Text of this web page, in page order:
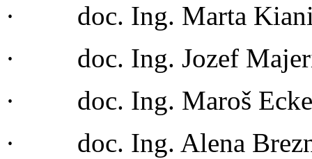
· doc. Ing. Marta
· doc. Ing. Jozef
· doc. Ing. Maroš
· doc. Ing. Alena